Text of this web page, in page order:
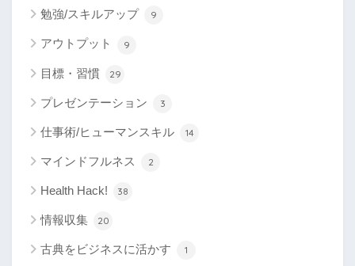
勉強/スキルアップ 9
アウトプット 9
目標・習慣 29
プレゼンテーション 3
仕事術/ヒューマンスキル 14
マインドフルネス 2
Health Hack! 38
情報収集 20
古典をビジネスに活かす 1